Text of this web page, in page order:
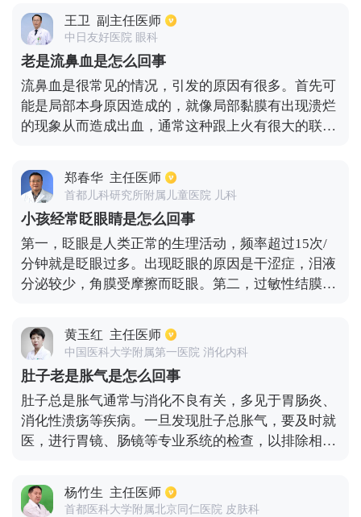
要警惕了，可能是出现了问题。比如：1、吃饭的时
候说话，就会导致吃了过多气体，超出胃肠道吸收
量，于是会造成排泄增多。2、肠道感染，有些有害
细菌属于产气菌，会产生很多气体，把肠道内的食物
过度发酵，导致排气，排出的气体会出现浓烈的不良
气味，会感觉很不舒服。所以对于肠道感染，除了放
屁也有可能出现腹泻，也就是急性胃肠炎，此时就需
免频繁放屁。也可以调整肠道菌群，使肠道中能够分
解和吸收气体的细菌，把气体消化无形，注意有屁不
要憋，对身体不好。
王卫 副主任医师
中日友好医院 眼科
老是流鼻血是怎么回事
流鼻血是很常见的情况，引发的原因有很多。首先可
能是局部本身原因造成的，就像局部黏膜有出现溃烂
的现象从而造成出血，通常这种跟上火有很大的联
造成的，就像血小板突然减少之后引发的出血，或者
是凝血因子发生缺陷之后引发的出血。另外还有可能
是鼻腔里面毛细血管出现扩张的情况，从而造成出
血。因此要是出现鼻出血之后，需要先找到引发的原
因，可以去医院内做个详细的检查，然后再去看下是
不是血液病造成的，明确病因之后再去诊断才更有效
果。
郑春华 主任医师
首都儿科研究所附属儿童医院 儿科
小孩经常眨眼睛是怎么回事
第一，眨眼是人类正常的生理活动，频率超过15次/
分钟就是眨眼过多。出现眨眼的原因是干涩症，泪液
分泌较少，角膜受摩擦而眨眼。第二，过敏性结膜炎
三，传染病，儿童不注意手部卫生，导致眼睛感染。
第四，近视、远视和散光等屈光不正可引起调节痉
挛。第五，习惯性眨眼，一般无病理性变化，可以慢
慢纠正。第六，抽动性眨眼与环境和学习压力有关，
放松后可以改善。第七，睫内翻或者倒睫，由于睫毛
疾病，自己角膜反射性地眨眼。遇到以上情况时，家
长可带孩子到医院进一步检查，及时诊断和治疗对孩
黄玉红 主任医师
中国医科大学附属第一医院 消化内科
肚子老是胀气是怎么回事
肚子总是胀气通常与消化不良有关，多见于胃肠炎、
消化性溃疡等疾病。一旦发现肚子总胀气，要及时就
医，进行胃镜、肠镜等专业系统的检查，以排除相关
餐，饭后不要立即睡觉，可以坐着休息或散散步活动
一下，也可以做点按摩来帮助消化，缓解腹胀。
杨竹生 主任医师
首都医科大学附属北京同仁医院 皮肤科